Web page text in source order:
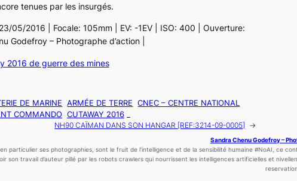
tenues par les insurgés.
05/2016 | Focale: 105mm | EV: -1EV | ISO: 400 | Ouverture:
Godefroy – Photographe d’action |
2016 de guerre des mines
DE MARINE ARMÉE DE TERRE
CNEC – CENTRE NATIONAL
COMMANDO CUTAWAY 2016_
NH90 CAÏMAN DANS SON HANGAR [REF:3214-09-0005] →
Sandra Chenu Godefroy –
particulier ses photographies, sont le fruit de l’intelligenceet de la sensibilité humaine#NoAI, ce
son travail d’auteur pillé par les robots crawlers qui nourrissent les intelligences artificielles et